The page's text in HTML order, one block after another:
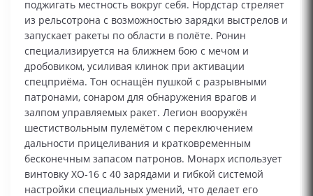
поджигать местность вокруг себя. Нордстар стреляет
из рельсотрона с возможностью зарядки выстрелов и
запускает ракеты по области в полёте. Ронин
специализируется на ближнем бою с мечом и
дробовиком, усиливая клинок при активации
спецприёма. Тон оснащён пушкой с разрывными
патронами, сонаром для обнаружения врагов и
залпом управляемых ракет. Легион вооружён
шестиствольным пулемётом с переключением
дальности прицеливания и кратковременным
бесконечным запасом патронов. Монарх использует
винтовку ХО‑16 с 40 зарядами и гибкой системой
настройки специальных умений, что делает его